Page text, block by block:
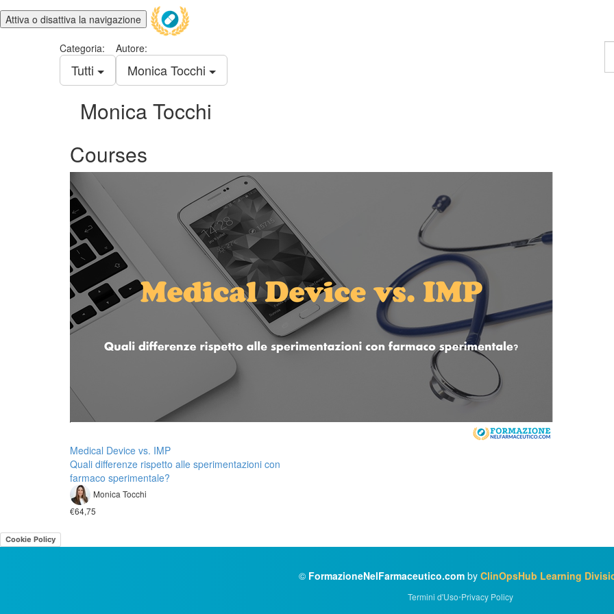
Attiva o disattiva la navigazione
Categoria:
Tutti
Autore:
Monica Tocchi
Monica Tocchi
Courses
Medical Device vs. IMP
Quali differenze rispetto alle sperimentazioni con
farmaco sperimentale?
Monica Tocchi
€64,75
Cookie Policy
© FormazioneNelFarmaceutico.comby ClinOpsHub Learning
Termini d'Uso•Privacy Policy